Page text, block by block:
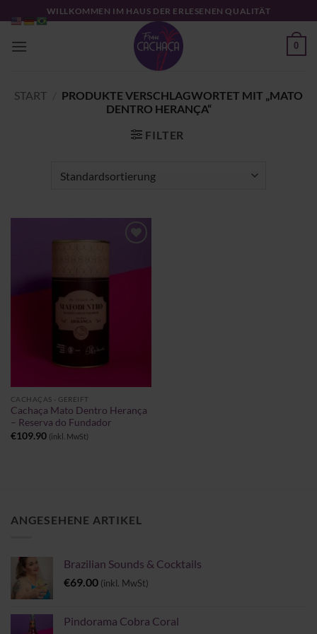
Inhalt
springen
WILLKOMMEN IM HAUS DER ERLESENEN QUALITÄT
0
START
PRODUKTE VERSCHLAGWORTET MIT „MATO
DENTRO HERANÇA“
FILTER
CACHAÇAS - GEREIFT
Cachaça Mato Dentro Herança
– Reserva do Fundador
€109.90 (inkl. MwSt)
ANGESEHENE ARTIKEL
Brazilian Sounds & Cocktails
€69.00 (inkl. MwSt)
Pindorama Cobra Coral